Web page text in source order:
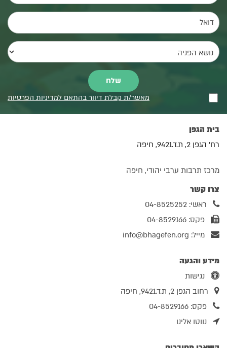
מאשר/ת קבלת דיוור בהתאם למדיניות הפרטיות
בית הגפן
רח' הגפן 2, ת.ד.9421, חיפה
מרכז תרבות ערבי יהודי, חיפה
צרו קשר
ראשי: 04-8525252
פקס: 04-8529166
מייל: info@bhagefen.org
מידע והגעה
נגישות
רחוב הגפן 2, ת.ד.9421, חיפה
פקס: 04-8529166
נווטו אלינו